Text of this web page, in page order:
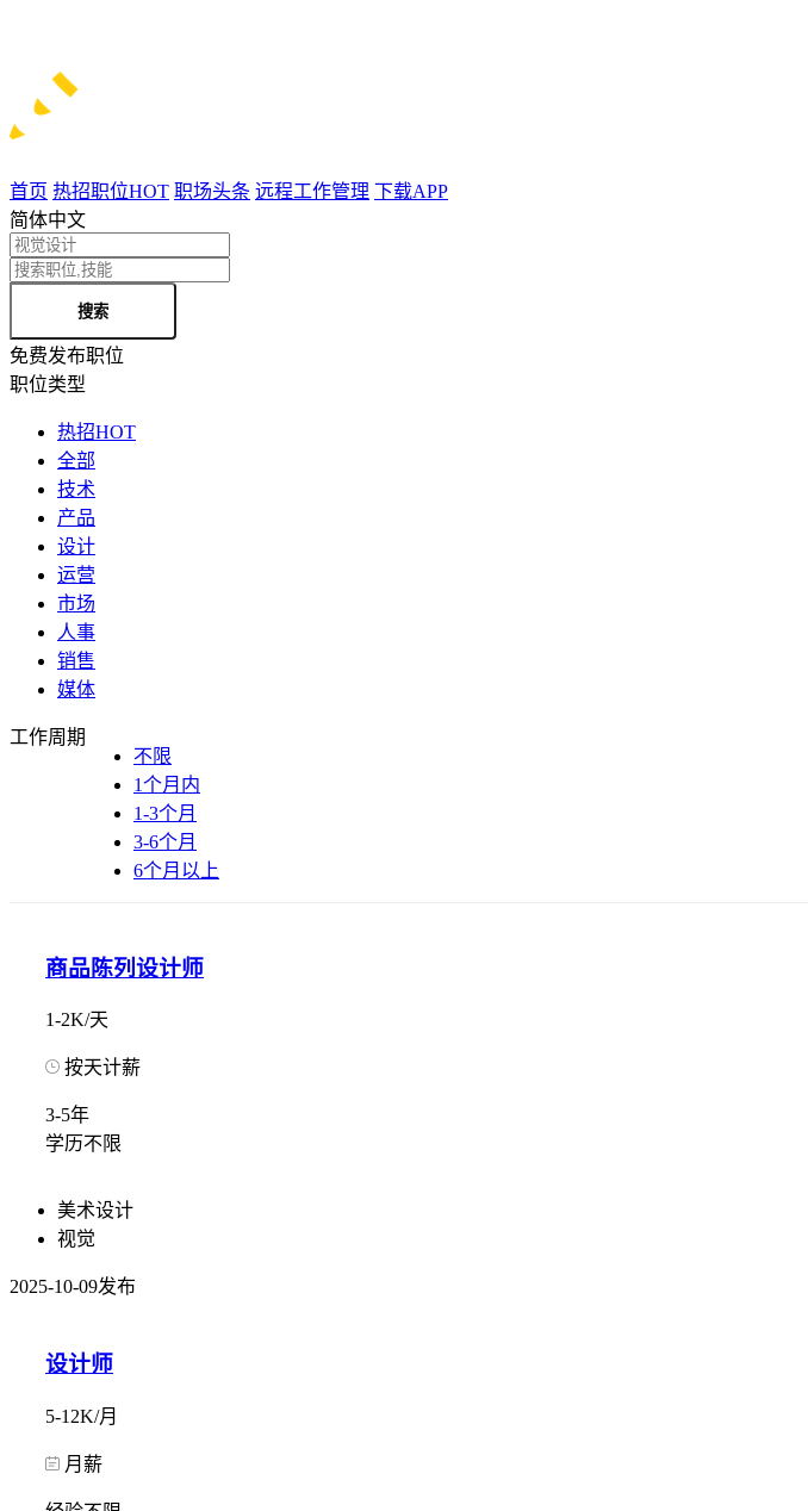
首页 热招职位HOT 职场头条 远程工作管理 下载APP
简体中文
搜索
免费发布职位
职位类型
热招HOT
全部
技术
产品
设计
运营
市场
人事
销售
媒体
工作周期
不限
1个月内
1-3个月
3-6个月
6个月以上
商品陈列设计师
1-2K/天
按天计薪
3-5年
学历不限
美术设计
视觉
2025-10-09发布
设计师
5-12K/月
月薪